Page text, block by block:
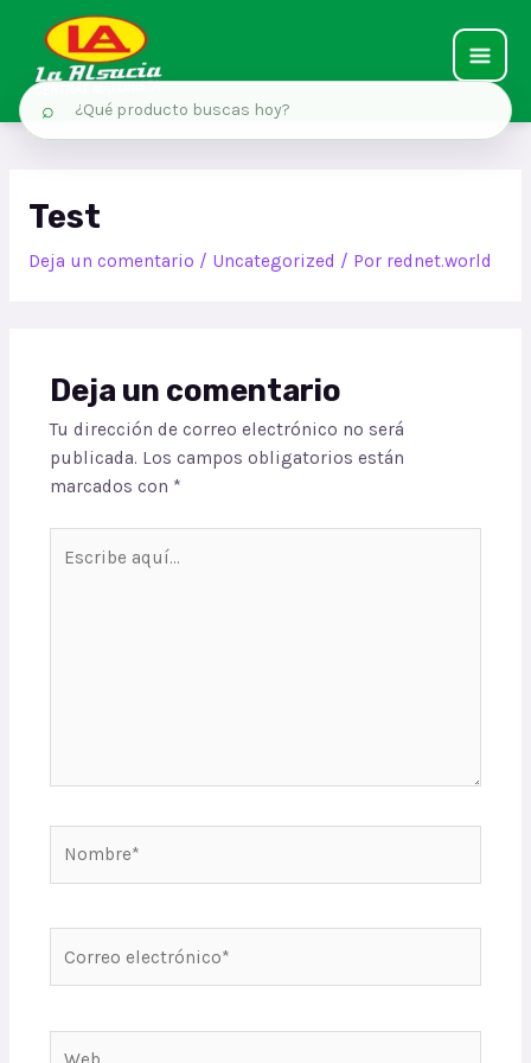
Test
Deja un comentario / Uncategorized / Por rednet.world
Deja un comentario
Tu dirección de correo electrónico no será
publicada. Los campos obligatorios están
marcados con *
⌕